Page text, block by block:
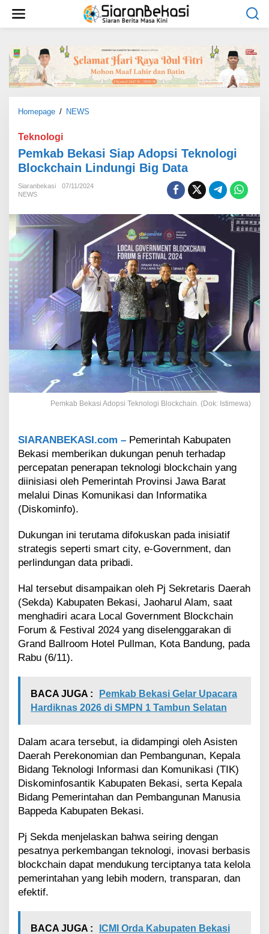
w
Homepage / NEWS
a
b
a
S
i
a
p
A
d
s
i
T
k
o
g
i
B
l
c
h
a
i
n
i
n
d
u
g
g
D
a
Teknologi
Pemkab Bekasi Siap Adopsi Teknologi
Blockchain Lindungi Big Data
Siaranbekasi
07/11/2024
NEWS
Pemkab Bekasi Adopsi Teknologi Blockchain. (Dok: Istimewa)
SIARANBEKASI.com – Pemerintah Kabupaten
Bekasi memberikan dukungan penuh terhadap
percepatan penerapan teknologi blockchain yang
diinisiasi oleh Pemerintah Provinsi Jawa Barat
melalui Dinas Komunikasi dan Informatika
(Diskominfo).
Dukungan ini terutama difokuskan pada inisiatif
strategis seperti smart city, e-Government, dan
perlindungan data pribadi.
Hal tersebut disampaikan oleh Pj Sekretaris Daerah
(Sekda) Kabupaten Bekasi, Jaoharul Alam, saat
menghadiri acara Local Government Blockchain
Forum & Festival 2024 yang diselenggarakan di
Grand Ballroom Hotel Pullman, Kota Bandung, pada
Rabu (6/11).
BACA JUGA :
Pemkab Bekasi Gelar Upacara
Hardiknas 2026 di SMPN 1 Tambun Selatan
Dalam acara tersebut, ia didampingi oleh Asisten
Daerah Perekonomian dan Pembangunan, Kepala
Bidang Teknologi Informasi dan Komunikasi (TIK)
Diskominfosantik Kabupaten Bekasi, serta Kepala
Bidang Pemerintahan dan Pembangunan Manusia
Bappeda Kabupaten Bekasi.
Pj Sekda menjelaskan bahwa seiring dengan
pesatnya perkembangan teknologi, inovasi berbasis
blockchain dapat mendukung terciptanya tata kelola
pemerintahan yang lebih modern, transparan, dan
efektif.
BACA JUGA :
ICMI Orda Kabupaten Bekasi